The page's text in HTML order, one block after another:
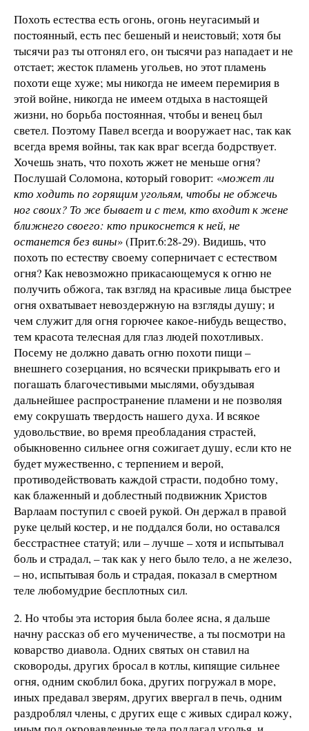
Похоть естества есть огонь, огонь неугасимый и
постоянный, есть пес бешеный и неистовый; хотя бы
тысячи раз ты отгонял его, он тысячи раз нападает и не
отстает; жесток пламень угольев, но этот пламень
похоти еще хуже; мы никогда не имеем перемирия в
этой войне, никогда не имеем отдыха в настоящей
жизни, но борьба постоянная, чтобы и венец был
светел. Поэтому Павел всегда и вооружает нас, так как
всегда время войны, так как враг всегда бодрствует.
Хочешь знать, что похоть жжет не меньше огня?
Послушай Соломона, который говорит: «может ли
кто ходить по горящим угольям, чтобы не обжечь
ног своих? То же бывает и с тем, кто входит к жене
ближнего своего: кто прикоснется к ней, не
останется без вины» (Прит.6:28-29). Видишь, что
похоть по естеству своему соперничает с естеством
огня? Как невозможно прикасающемуся к огню не
получить обжога, так взгляд на красивые лица быстрее
огня охватывает невоздержную на взгляды душу; и
чем служит для огня горючее какое-нибудь вещество,
тем красота телесная для глаз людей похотливых.
Посему не должно давать огню похоти пищи –
внешнего созерцания, но всячески прикрывать его и
погашать благочестивыми мыслями, обуздывая
дальнейшее распространение пламени и не позволяя
ему сокрушать твердость нашего духа. И всякое
удовольствие, во время преобладания страстей,
обыкновенно сильнее огня сожигает душу, если кто не
будет мужественно, с терпением и верой,
противодействовать каждой страсти, подобно тому,
как блаженный и доблестный подвижник Христов
Варлаам поступил с своей рукой. Он держал в правой
руке целый костер, и не поддался боли, но оставался
бесстрастнее статуй; или – лучше – хотя и испытывал
боль и страдал, – так как у него было тело, а не железо,
– но, испытывая боль и страдая, показал в смертном
теле любомудрие бесплотных сил.
2. Но чтобы эта история была более ясна, я дальше
начну рассказ об его мученичестве, а ты посмотри на
коварство диавола. Одних святых он ставил на
сковороды, других бросал в котлы, кипящие сильнее
огня, одним скоблил бока, других погружал в море,
иных предавал зверям, других ввергал в печь, одним
раздроблял члены, с других еще с живых сдирал кожу,